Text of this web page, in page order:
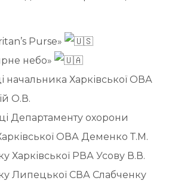
Purse»
небо»
начальника Харківської ОВА
О.В.
Департаменту охорони
ОВА Деменко Т.М.
Харківської РВА Усову В.В.
Липецької СВА Слабченку